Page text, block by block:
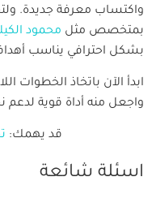
واكتساب معرفة جديدة.
بمتخصص مثل محمود
بشكل احترافي يناسب
ابدأ الآن باتخاذ الخطوات
واجعل منه أداة قوية
قد يهمك:
اسئلة شائعة